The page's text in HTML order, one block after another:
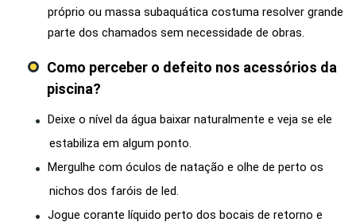
próprio ou massa subaquática costuma resolver grande
parte dos chamados sem necessidade de obras.
Como perceber o defeito nos acessórios da
piscina?
Deixe o nível da água baixar naturalmente e veja se ele
estabiliza em algum ponto.
Mergulhe com óculos de natação e olhe de perto os
nichos dos faróis de led.
Jogue corante líquido perto dos bocais de retorno e